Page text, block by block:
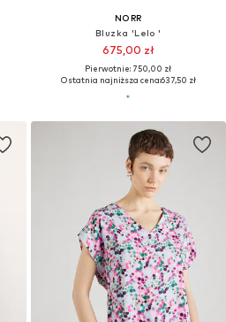
NORR
Bluzka 'Lelo '
675,00 zł
Pierwotnie: 750,00 zł
Ostatnia najniższa cena:637,50 zł